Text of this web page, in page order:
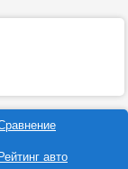
Рейтинг авто